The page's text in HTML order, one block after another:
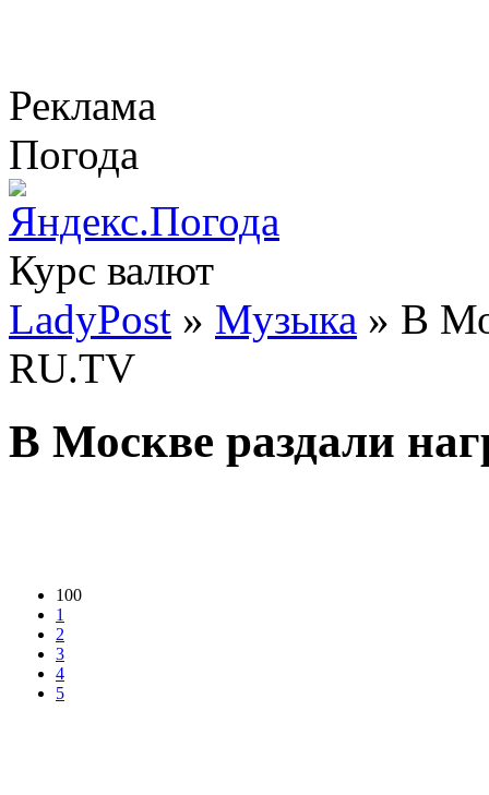
Реклама
Погода
Курс валют
LadyPost » Музыка » В
RU.TV
В Москве раздали
100
1
2
3
4
5